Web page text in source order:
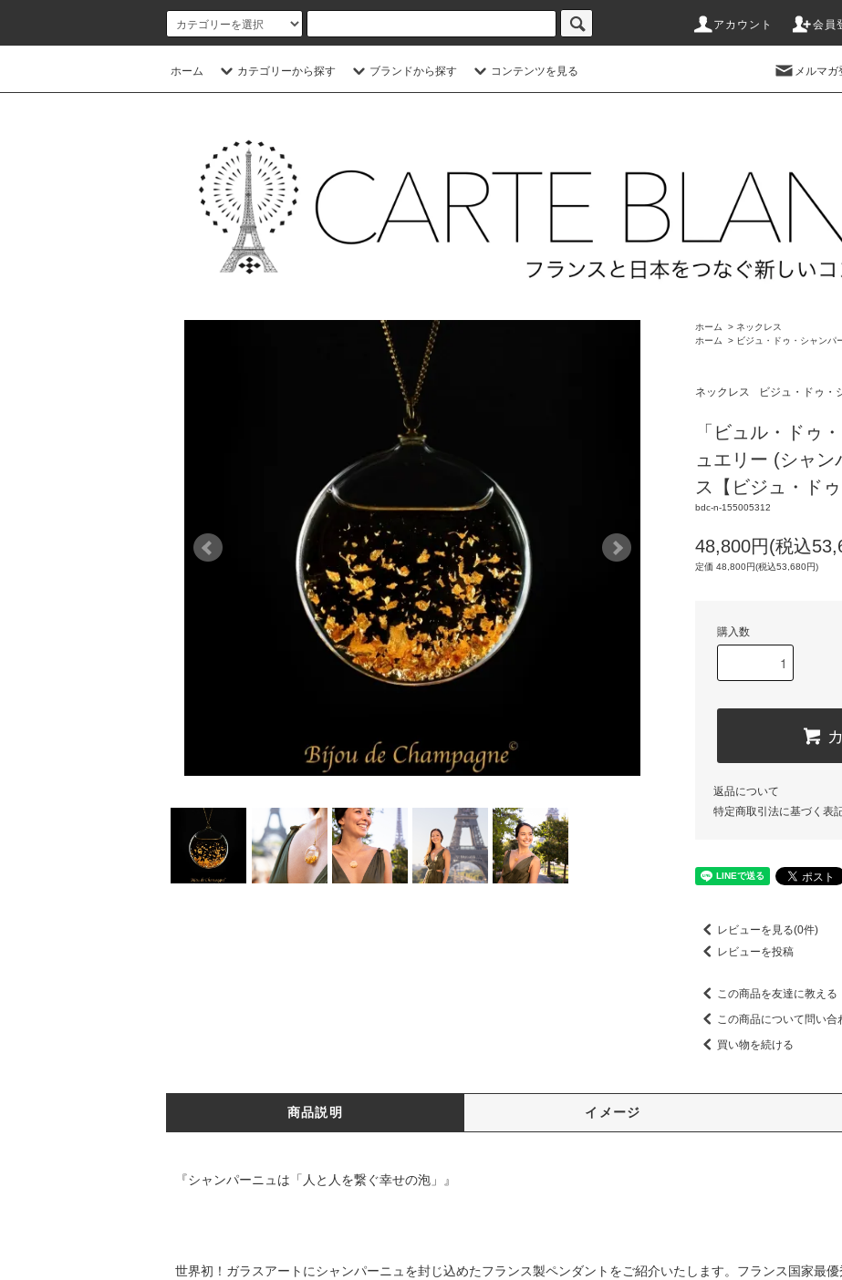
アカウント 会員
ホーム カテゴリーから探す ブランドから探す コンテンツを見る メルマ
ホーム > ネックレス
ホーム
> ビジュ・ドゥ・シャン
ネックレス ビジュ・ドゥ・
「ビュル・ドゥ
ュエリー (シャ
ス【ビジュ・ド
bdc-n-155005312
48,800円(税込
定価 48,800円(税込53,680円)
購入数
返品について
特定商取引法に基づく表
レビューを見る(0件)
レビューを投稿
この商品を友達に教える
この商品について問い合
買い物を続ける
商品説明 イメージ
『シャンパーニュは「人と人を繋ぐ幸せの泡」』
世界初！ガラスアートにシャンパーニュを封じ込めたフランス製ペンダントをご紹介いたします。フランス国家最